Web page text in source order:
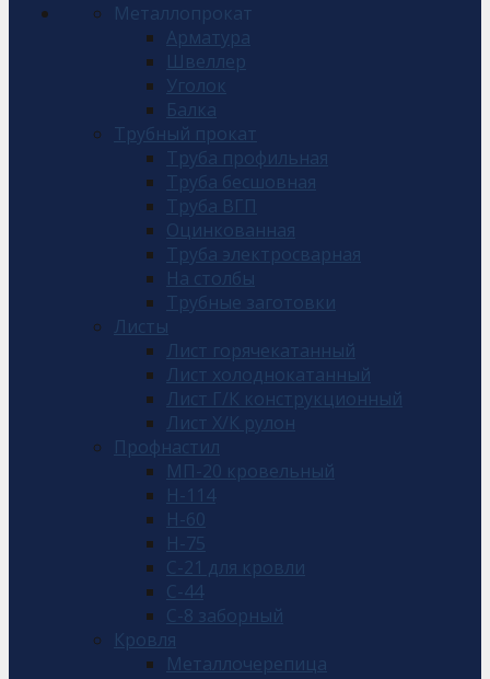
Металлопрокат
Арматура
Швеллер
Уголок
Балка
Трубный прокат
Труба профильная
Труба бесшовная
Труба ВГП
Оцинкованная
Труба электросварная
На столбы
Трубные заготовки
Листы
Лист горячекатанный
Лист холоднокатанный
Лист Г/К конструкционный
Лист Х/К рулон
Профнастил
МП-20 кровельный
Н-114
Н-60
Н-75
С-21 для кровли
С-44
С-8 заборный
Кровля
Металлочерепица